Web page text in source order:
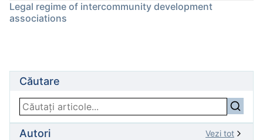
Legal regime of intercommunity development
associations
Căutare
Autori Vezi tot